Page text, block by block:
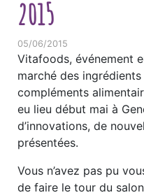
2015
05/06/2015
Vitafoods, événement
marché des
compléments
eu lieu début mai à
d’innovations, de
présentées.
Vous n’avez pas pu
de faire le tour du